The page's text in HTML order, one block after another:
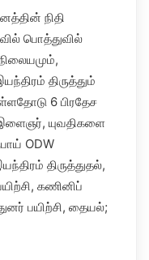
நிதி
பொத்துவில்
திருத்தும்
6 பிரதேச
இளைஞர், யுவதிகளை
ODW
திருத்துதல்,
கணினிப்
பயிற்சி, தையல்;